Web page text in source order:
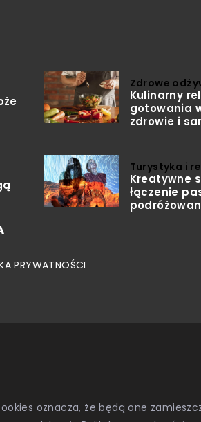
Zdrowe
Kulinarny
gotowania
zdrowie i
Turystyka i
Kreatywne
łączenie
PRYWATNOŚCI
oznacza, że będą one